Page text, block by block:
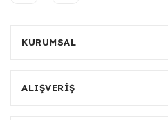
KURUMSAL
ALIŞVERİŞ